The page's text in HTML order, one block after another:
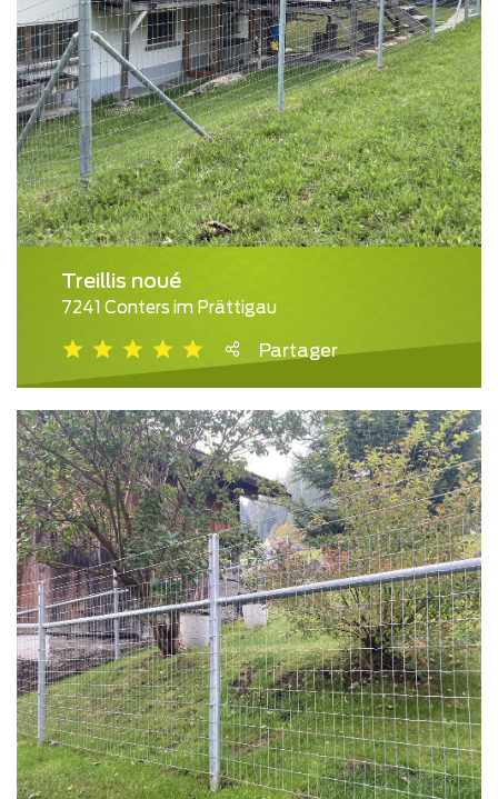
Treillis noué
7241 Conters im Prättigau
Partager